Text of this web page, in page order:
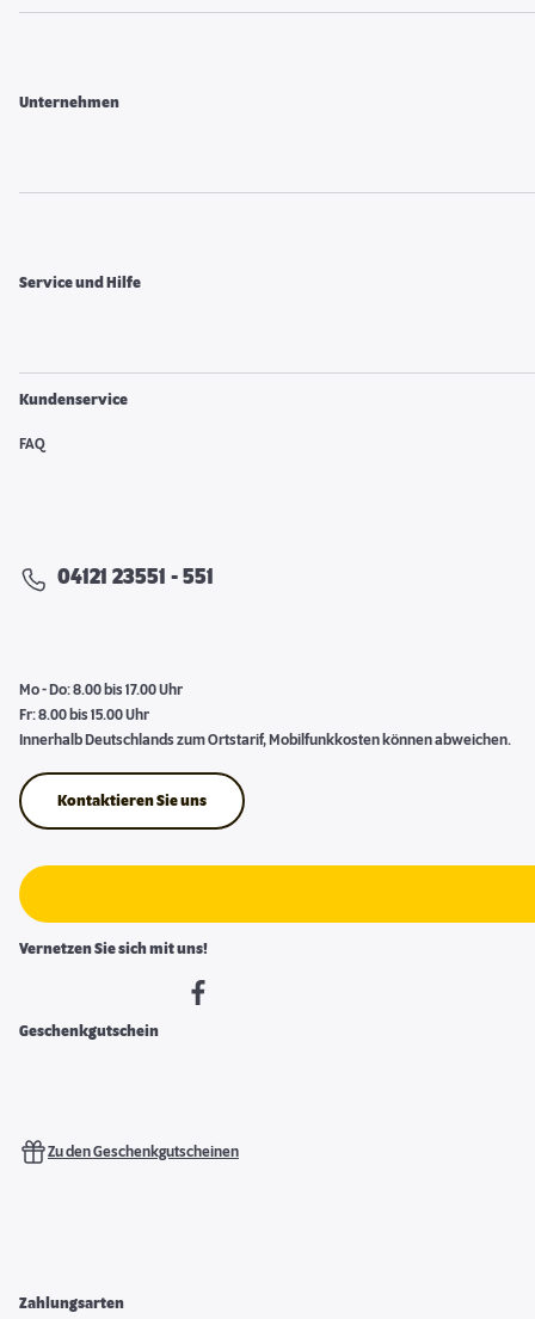
Unternehmen
Service und Hilfe
Kundenservice
FAQ
04121 23551 - 551
Mo - Do: 8.00 bis 17.00 Uhr
Fr: 8.00 bis 15.00 Uhr
Innerhalb Deutschlands zum Ortstarif, Mobilfunkkosten können abweichen.
Kontaktieren Sie uns
Vernetzen Sie sich mit uns!
Geschenkgutschein
Zu den Geschenkgutscheinen
Zahlungsarten